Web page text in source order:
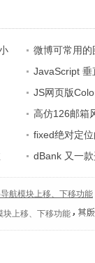
微博可常用
JavaScript 垂
JS网页版
高仿126邮箱
fixed绝对定
dBank 又一
航模块上移、下移功能
上移、下移功能